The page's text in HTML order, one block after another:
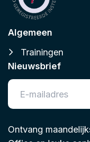
Algemeen
Trainingen
Nieuwsbrief
Ontvang